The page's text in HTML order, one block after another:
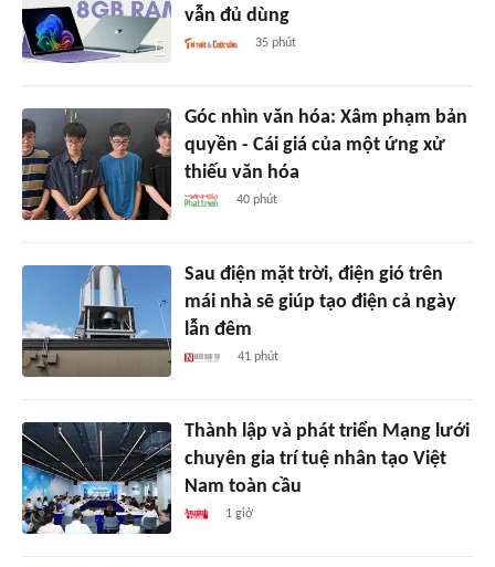
vẫn đủ dùng
35 phút
Góc nhìn văn hóa: Xâm phạm bản
quyền - Cái giá của một ứng xử
thiếu văn hóa
40 phút
Sau điện mặt trời, điện gió trên
mái nhà sẽ giúp tạo điện cả ngày
lẫn đêm
41 phút
Thành lập và phát triển Mạng lưới
chuyên gia trí tuệ nhân tạo Việt
Nam toàn cầu
1 giờ